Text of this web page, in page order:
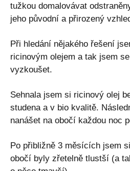
tužkou domalovávat
jeho původní a přirozený
Při hledání nějakého řešení
ricinovým olejem a tak jsem
vyzkoušet.
Sehnala jsem si ricinový olej
studena a v bio kvalitě.
nanášet na obočí každou noc
Po přibližně 3 měsících jsem
obočí byly zřetelně tlustší (a